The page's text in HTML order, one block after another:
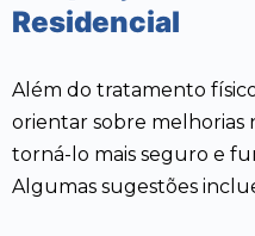
Residencial
Além do tratamento
orientar sobre melhorias
torná-lo mais seguro e
Algumas sugestões